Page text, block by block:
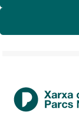
Institución